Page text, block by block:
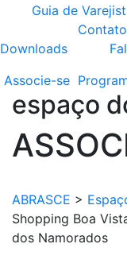
Guia de
Downloads
Contato
Associe-se
espaço
ABRASCE >
Shopping Boa
dos Namorados